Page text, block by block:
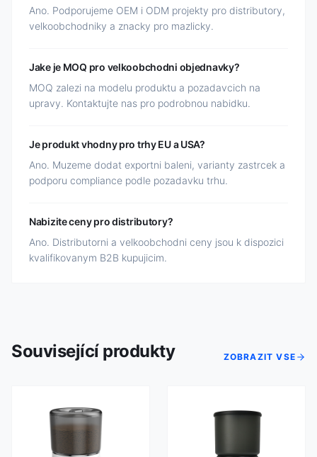
Ano. Podporujeme OEM i ODM projekty pro distributory,
velkoobchodniky a znacky pro mazlicky.
Jake je MOQ pro velkoobchodni objednavky?
MOQ zalezi na modelu produktu a pozadavcich na
upravy. Kontaktujte nas pro podrobnou nabidku.
Je produkt vhodny pro trhy EU a USA?
Ano. Muzeme dodat exportni baleni, varianty zastrcek a
podporu compliance podle pozadavku trhu.
Nabizite ceny pro distributory?
Ano. Distributorni a velkoobchodni ceny jsou k dispozici
kvalifikovanym B2B kupujicim.
Související produkty ZOBRAZIT VSE